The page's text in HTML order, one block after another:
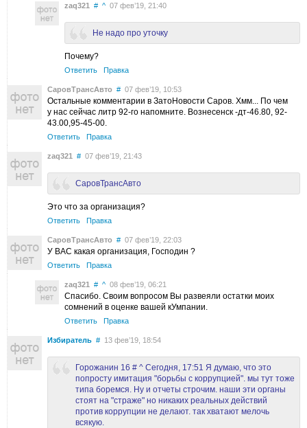
zaq321 # ^ 07 фев’19, 21:40
Не надо про уточку
Почему?
Ответить Правка
СаровТрансАвто # 07 фев’19, 10:53
Остальные комментарии в ЗатоНовости Саров. Хмм... По чем
у нас сейчас литр 92-го напомните. Вознесенск -дт-46.80, 92-
43.00,95-45-00.
Ответить Правка
zaq321 # 07 фев’19, 21:43
СаровТрансАвто
Это что за организация?
Ответить Правка
СаровТрансАвто # 07 фев’19, 22:03
У ВАС какая организация, Господин ?
Ответить Правка
zaq321 # ^ 08 фев’19, 06:21
Спасибо. Своим вопросом Вы развеяли остатки моих
сомнений в оценке вашей кУмпании.
Ответить Правка
Избиратель # 13 фев’19, 18:54
Горожанин 16 # ^ Сегодня, 17:51 Я думаю, что это
попросту имитация "борьбы с коррупцией". мы тут тоже
типа боремся. Ну и отчеты строчим. наши эти органы
стоят на "страже" но никаких реальных действий
против коррупции не делают. так хватают мелочь
всякую.